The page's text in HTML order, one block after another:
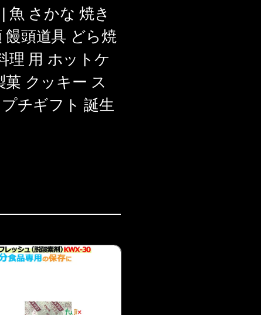
魚 さかな 焼き
頭道具 どら焼
理 用 ホットケ
クッキー ス
チギフト 誕生